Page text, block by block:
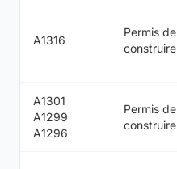
A1316
Permis de
construire
A1301
A1299
A1296
Permis de
construire